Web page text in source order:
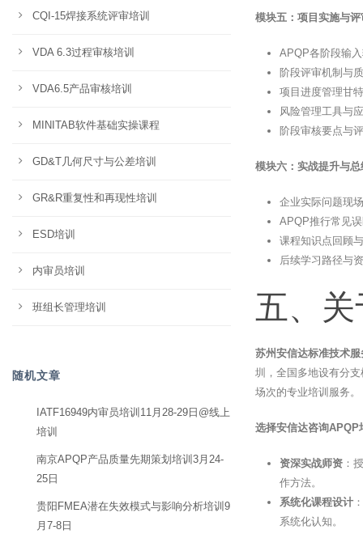
模块五：项目实施与
APQP各阶段输
阶段评审机制与
项目进度管理甘
风险管理工具与
阶段审核要点与
模块六：实战提升与
企业实际问题现
APQP推行常见
课程知识点回顾
后续学习路径与
五、
苏州安信达标准技术
圳，全国多地设有分
场次的专业培训服务。
选择安信达咨询APQP
资深实战师资 ：
作方法。
系统化课程设计
系统化认知。
CQI-15焊接系统评审培训
VDA 6.3过程审核培训
VDA6.5产品审核培训
MINITAB软件基础实操课程
GD&T几何尺寸与公差培训
GR&R重复性和再现性培训
ESD培训
内审员培训
班组长管理培训
随机文章
IATF16949内审员培训11月28-29日@线上
培训
南京APQP产品质量先期策划培训3月24-
25日
贵阳FMEA潜在失效模式与影响分析培训9
月7-8日